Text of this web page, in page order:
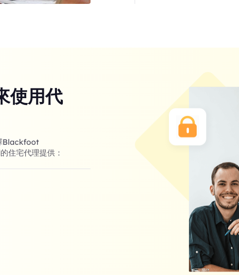
使用代
Blackfoot
住宅代理提供：